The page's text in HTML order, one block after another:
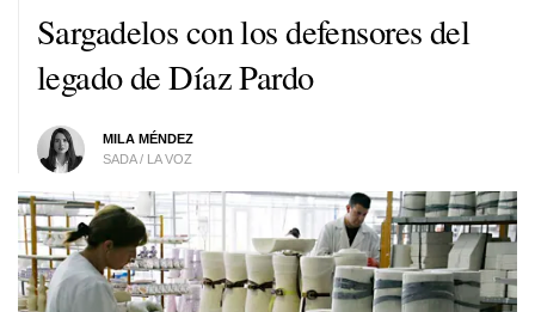
Sargadelos con los defensores del
legado de Díaz Pardo
MILA MÉNDEZ
SADA / LA VOZ